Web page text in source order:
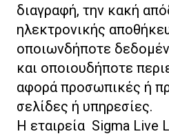
διαγραφή, την κακή
ηλεκτρονικής
οποιωνδήποτε
και οποιουδήποτε
αφορά προσωπικές ή
σελίδες ή υπηρεσίες.
Η εταιρεία Sigma Live